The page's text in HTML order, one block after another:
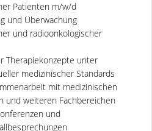
Patienten m/w/d
und Überwachung
und radioonkologischer
Therapiekonzepte unter
medizinischer Standards
mit medizinischen
und weiteren Fachbereichen
und